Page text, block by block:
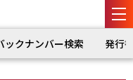
ックナンバー検索 発行